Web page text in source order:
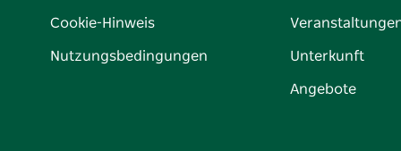
Cookie-Hinweis
Nutzungsbedingungen Unterkunft
Angebote